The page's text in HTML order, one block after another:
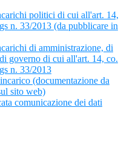
politici di cui all'art. 14,
n. 33/2013 (da pubblicare in
di amministrazione, di
governo di cui all'art. 14, co.
n. 33/2013
(documentazione da
sito web)
comunicazione dei dati